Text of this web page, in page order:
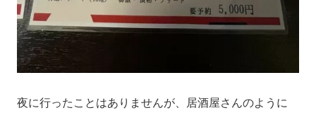
夜に行ったことはありませんが、居酒屋さんのように